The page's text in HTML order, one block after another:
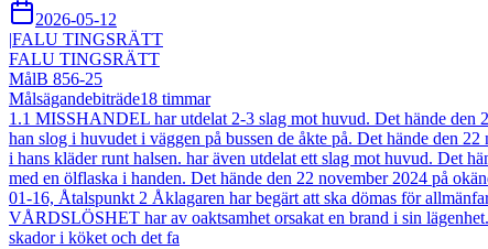
2026-05-12
|FALU TINGSRÄTT
FALU TINGSRÄTT
MålB 856-25
Målsägandebiträde18 timmar
1.1 MISSHANDEL har utdelat 2-3 slag mot huvud. Det hände den
han slog i huvudet i väggen på bussen de åkte på. Det hände den
i hans kläder runt halsen. har även utdelat ett slag mot huvud. Det
med en ölflaska i handen. Det hände den 22 november 2024 på
01-16, Åtalspunkt 2 Åklagaren har begärt att ska dömas för
VÅRDSLÖSHET har av oaktsamhet orsakat en brand i sin
skador i köket och det fa